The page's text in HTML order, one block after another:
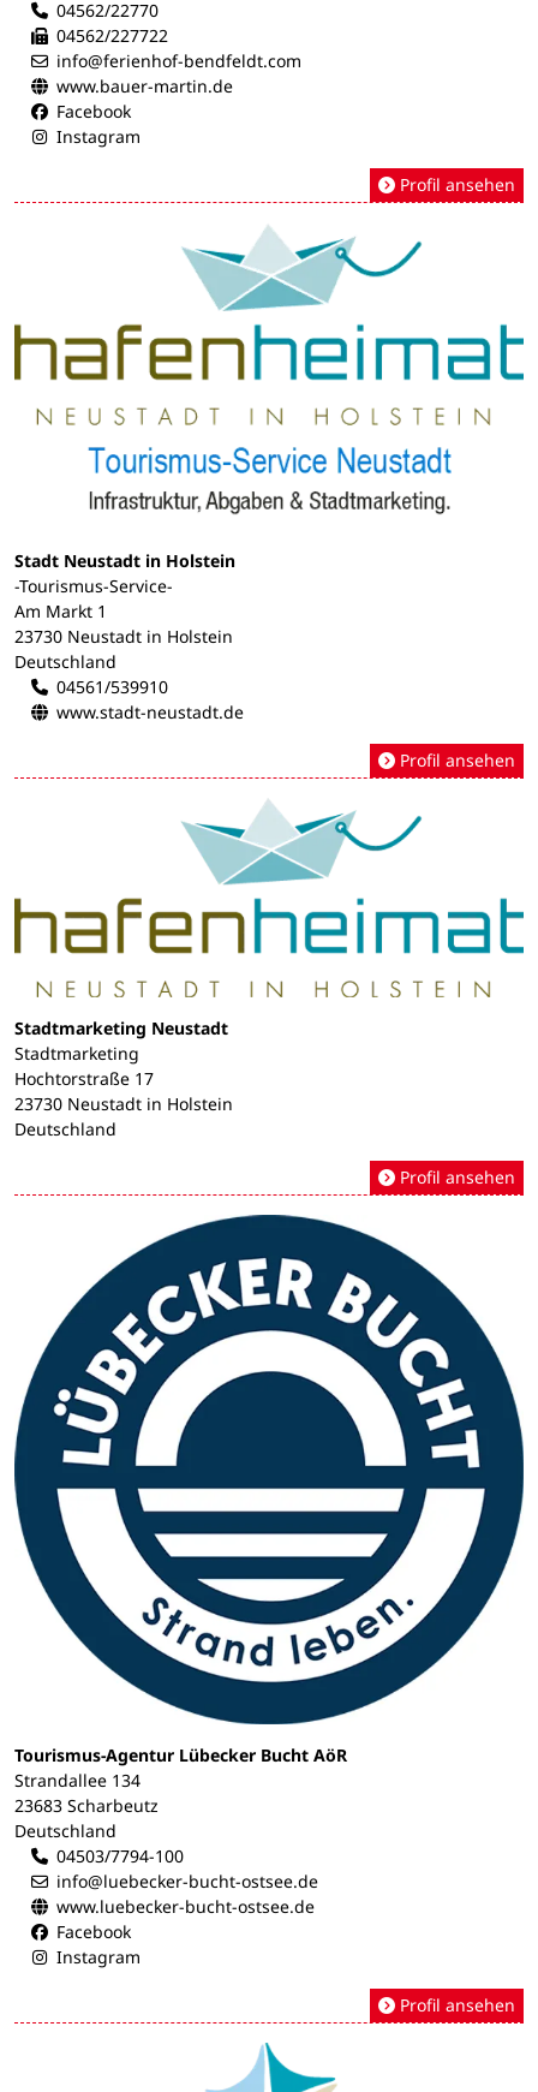
04562/22770
04562/227722
info@ferienhof-bendfeldt.com
www.bauer-martin.de
Facebook
Instagram
Profil ansehen
Stadt Neustadt in Holstein
-Tourismus-Service-
Am Markt 1
23730 Neustadt in Holstein
Deutschland
04561/539910
www.stadt-neustadt.de
Profil ansehen
Stadtmarketing Neustadt
Stadtmarketing
Hochtorstraße 17
23730 Neustadt in Holstein
Deutschland
Profil ansehen
Tourismus-Agentur Lübecker Bucht AöR
Strandallee 134
23683 Scharbeutz
Deutschland
04503/7794-100
info@luebecker-bucht-ostsee.de
www.luebecker-bucht-ostsee.de
Facebook
Instagram
Profil ansehen